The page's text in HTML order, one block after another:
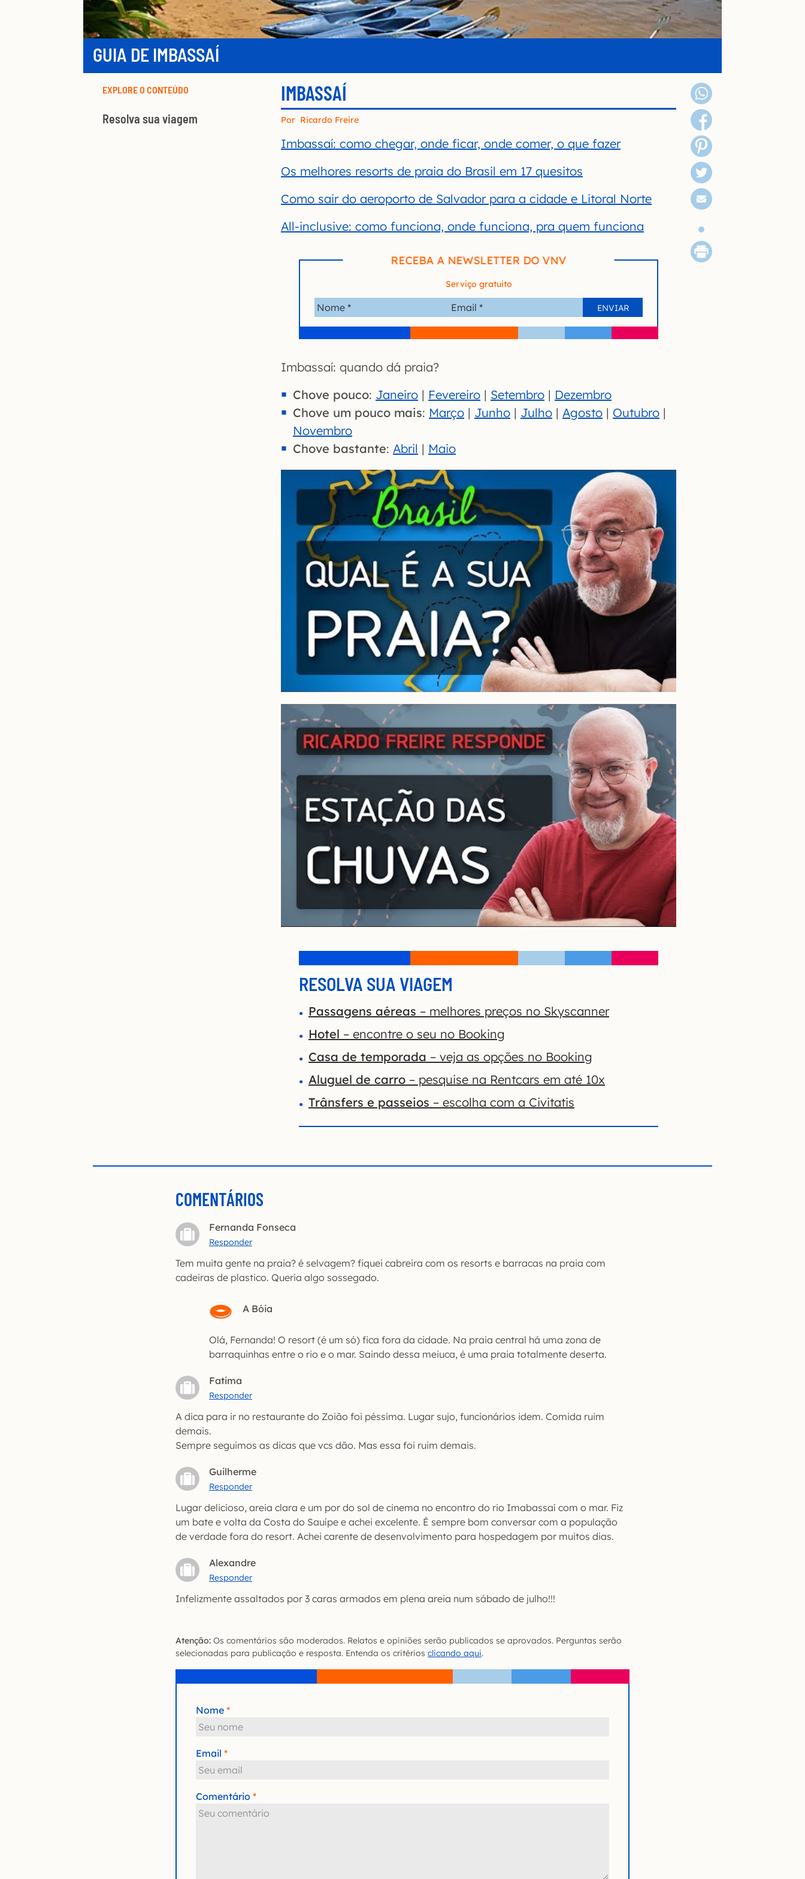
GUIA DE IMBASSAÍ
EXPLORE O CONTEÚDO
Resolva sua viagem
IMBASSAÍ
Por Ricardo Freire
Imbassaí: como chegar, onde ficar, onde comer, o que fazer
Os melhores resorts de praia do Brasil em 17 quesitos
Como sair do aeroporto de Salvador para a cidade e Litoral Norte
All-inclusive: como funciona, onde funciona, pra quem funciona
RECEBA A NEWSLETTER DO VNV
Serviço gratuito
Imbassaí: quando dá praia?
Chove pouco: Janeiro | Fevereiro | Setembro | Dezembro
Chove um pouco mais: Março | Junho | Julho | Agosto | Outubro |
Novembro
Chove bastante: Abril | Maio
RESOLVA SUA VIAGEM
Passagens aéreas – melhores preços no Skyscanner
Hotel – encontre o seu no Booking
Casa de temporada – veja as opções no Booking
Aluguel de carro – pesquise na Rentcars em até 10x
Trânsfers e passeios – escolha com a Civitatis
COMENTÁRIOS
Fernanda Fonseca
Responder
Tem muita gente na praia? é selvagem? fiquei cabreira com os resorts e barracas na praia com
cadeiras de plastico. Queria algo sossegado.
A Bóia
Olá, Fernanda! O resort (é um só) fica fora da cidade. Na praia central há uma zona de
barraquinhas entre o rio e o mar. Saindo dessa meiuca, é uma praia totalmente deserta.
Fatima
Responder
A dica para ir no restaurante do Zoião foi péssima. Lugar sujo, funcionários idem. Comida ruim
demais.
Sempre seguimos as dicas que vcs dão. Mas essa foi ruim demais.
Guilherme
Responder
Lugar delicioso, areia clara e um por do sol de cinema no encontro do rio Imabassaí com o mar. Fiz
um bate e volta da Costa do Sauípe e achei excelente. É sempre bom conversar com a população
de verdade fora do resort. Achei carente de desenvolvimento para hospedagem por muitos dias.
Alexandre
Responder
Infelizmente assaltados por 3 caras armados em plena areia num sábado de julho!!!
Atenção: Os comentários são moderados. Relatos e opiniões serão publicados se aprovados. Perguntas serão
selecionadas para publicação e resposta. Entenda os critérios clicando aqui.
Nome
Email
Comentário